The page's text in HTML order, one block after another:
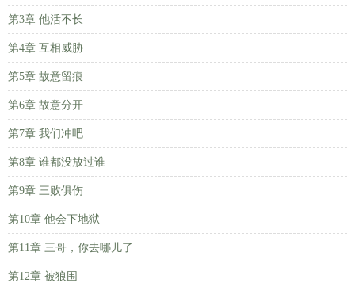
第3章 他活不长
第4章 互相威胁
第5章 故意留痕
第6章 故意分开
第7章 我们冲吧
第8章 谁都没放过谁
第9章 三败俱伤
第10章 他会下地狱
第11章 三哥，你去哪儿了
第12章 被狼围